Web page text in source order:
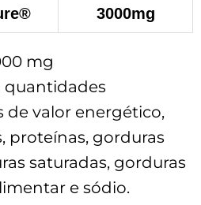
3000mg
mg
quantidades
de valor energético,
proteínas, gorduras
saturadas, gorduras
e sódio.